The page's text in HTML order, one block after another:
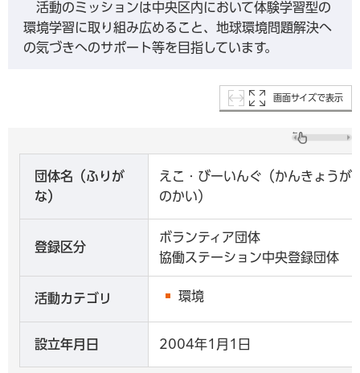
活動のミッションは中央区内において体験学習型の
環境学習に取り組み広めること、地球環境問題解決へ
の気づきへのサポート等を目指しています。
画面サイズで表示
団体名（ふりが
な）
えこ・びーいんぐ（かんきょうが
のかい）
登録区分
ボランティア団体
協働ステーション中央登録団体
活動カテゴリ 環境
設立年月日 2004年1月1日